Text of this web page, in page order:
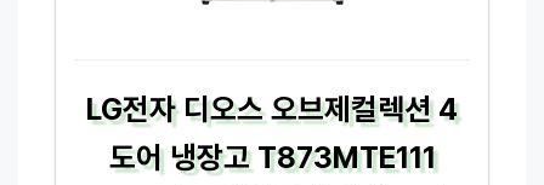
LG전자 디오스 오브제컬렉션 4
도어 냉장고 T873MTE111